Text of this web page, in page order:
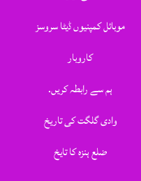
موبائل کمپنیوں ڈیٹا سروسز
کاروبار
ہم سے رابطہ کریں.
وادی گلگت کی تاریخ
ضلع ہنزہ کا تایخ